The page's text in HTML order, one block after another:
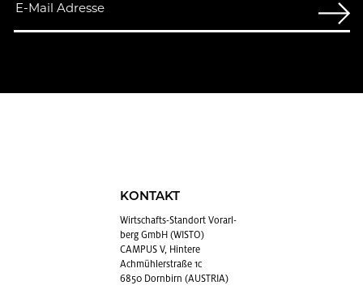
KONTAKT
Wirt­schafts-Stand­ort Vor­arl­
berg GmbH (WISTO)
CAMPUS V, Hintere
Achmühlerstraße 1c
6850 Dornbirn (AUSTRIA)